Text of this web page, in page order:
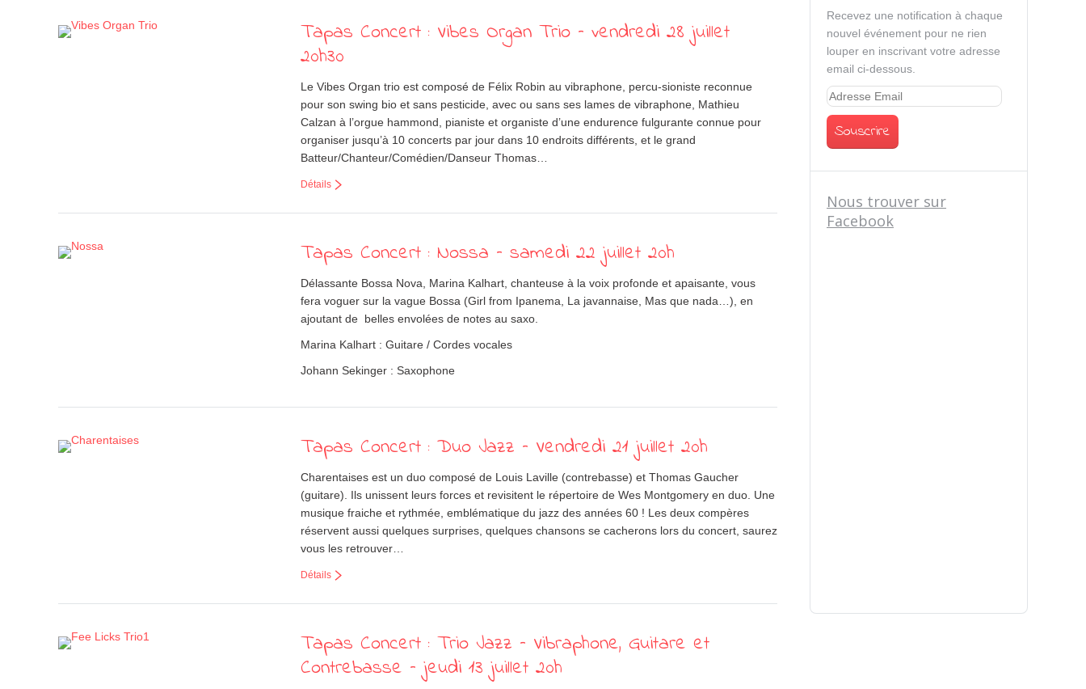
Tapas Concert : Vibes Organ Trio – vendredi 28 juillet
20h30
Le Vibes Organ trio est composé de Félix Robin au vibraphone, percu-sioniste reconnue
pour son swing bio et sans pesticide, avec ou sans ses lames de vibraphone, Mathieu
Calzan à l’orgue hammond, pianiste et organiste d’une endurence fulgurante connue pour
organiser jusqu’à 10 concerts par jour dans 10 endroits différents, et le grand
Batteur/Chanteur/Comédien/Danseur Thomas…
Détails
Tapas Concert : Nossa – samedi 22 juillet 20h
Délassante Bossa Nova, Marina Kalhart, chanteuse à la voix profonde et apaisante, vous
fera voguer sur la vague Bossa (Girl from Ipanema, La javannaise, Mas que nada…), en
ajoutant de belles envolées de notes au saxo.
Marina Kalhart : Guitare / Cordes vocales
Johann Sekinger : Saxophone
Tapas Concert : Duo Jazz – Vendredi 21 juillet 20h
Charentaises est un duo composé de Louis Laville (contrebasse) et Thomas Gaucher
(guitare). Ils unissent leurs forces et revisitent le répertoire de Wes Montgomery en duo. Une
musique fraiche et rythmée, emblématique du jazz des années 60 ! Les deux compères
réservent aussi quelques surprises, quelques chansons se cacherons lors du concert, saurez
vous les retrouver…
Détails
Tapas Concert : Trio Jazz – Vibraphone, Guitare et
Contrebasse – jeudi 13 juillet 20h
Recevez une notification à chaque
nouvel événement pour ne rien
louper en inscrivant votre adresse
email ci-dessous.
Nous trouver sur
Facebook